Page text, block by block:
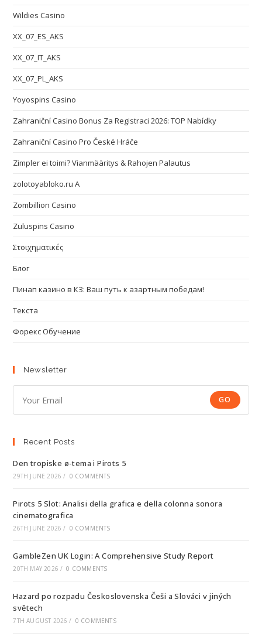
Wildies Casino
XX_07_ES_AKS
XX_07_IT_AKS
XX_07_PL_AKS
Yoyospins Casino
Zahraniční Casino Bonus Za Registraci 2026: TOP Nabídky
Zahraniční Casino Pro České Hráče
Zimpler ei toimi? Vianmääritys & Rahojen Palautus
zolotoyabloko.ru A
Zombillion Casino
Zuluspins Casino
Στοιχηματικές
Блог
Пинап казино в КЗ: Ваш путь к азартным победам!
Текста
Форекс Обучение
Newsletter
GO
Recent Posts
Den tropiske ø-tema i Pirots 5
29TH JUNE 2026 / 0 COMMENTS
Pirots 5 Slot: Analisi della grafica e della colonna sonora
cinematografica
26TH JUNE 2026 / 0 COMMENTS
GambleZen UK Login: A Comprehensive Study Report
20TH MAY 2026 / 0 COMMENTS
Hazard po rozpadu Československa Češi a Slováci v jiných
světech
7TH AUGUST 2026 / 0 COMMENTS